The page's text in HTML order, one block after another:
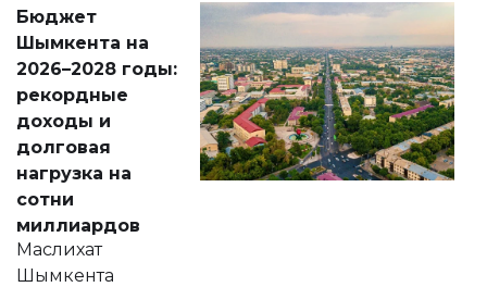
народу
Венесуэлы.
Бюджет
Шымкента на
2026–2028 годы:
рекордные
доходы и
долговая
нагрузка на
сотни
миллиардов
Маслихат
Шымкента